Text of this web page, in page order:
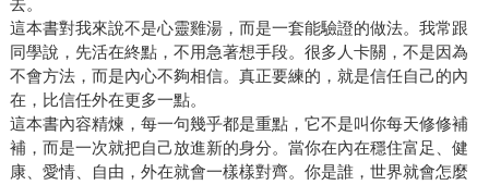
去。
這本書對我來說不是心靈雞湯，而是一套能驗證的做法。我常跟
同學說，先活在終點，不用急著想手段。很多人卡關，不是因為
不會方法，而是內心不夠相信。真正要練的，就是信任自己的內
在，比信任外在更多一點。
這本書內容精煉，每一句幾乎都是重點，它不是叫你每天修修補
補，而是一次就把自己放進新的身分。當你在內在穩住富足、健
康、愛情、自由，外在就會一樣樣對齊。你是誰，世界就會怎麼